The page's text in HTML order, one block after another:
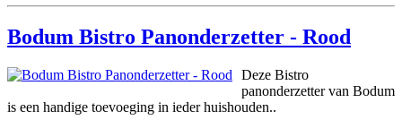
Bodum Bistro Panonderzetter - Rood
Deze Bistro
panonderzetter van Bodum
is een handige toevoeging in ieder huishouden..